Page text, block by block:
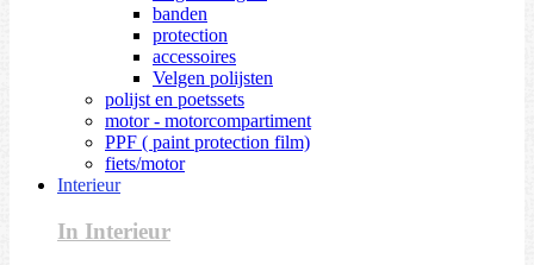
banden
protection
accessoires
Velgen polijsten
polijst en poetssets
motor - motorcompartiment
PPF ( paint protection film)
fiets/motor
Interieur
In Interieur